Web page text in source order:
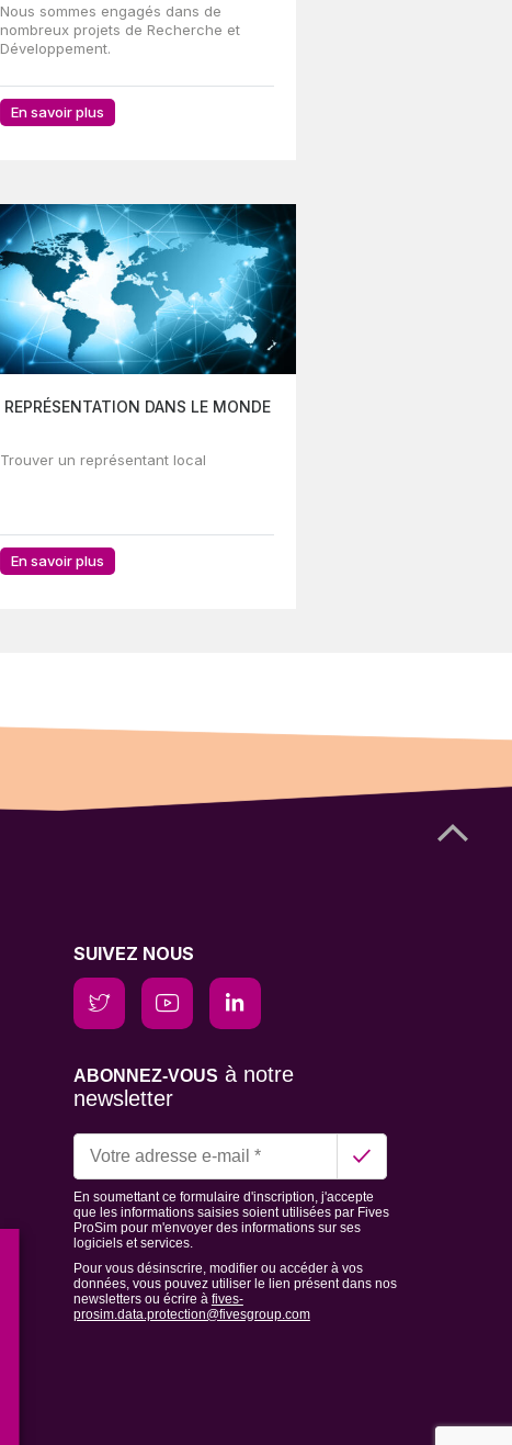
Nous sommes engagés dans de
nombreux projets de Recherche et
Développement.
En savoir plus
REPRÉSENTATION DANS LE MONDE
Trouver un représentant local
En savoir plus
SUIVEZ NOUS
ABONNEZ-VOUS à notre
newsletter
En soumettant ce formulaire d'inscription, j'accepte
que les informations saisies soient utilisées par Fives
ProSim pour m'envoyer des informations sur ses
logiciels et services.
Pour vous désinscrire, modifier ou accéder à vos
données, vous pouvez utiliser le lien présent dans nos
newsletters ou écrire à fives-
prosim.data.protection@fivesgroup.com